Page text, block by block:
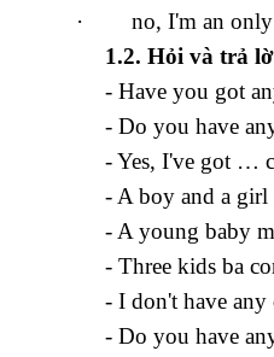
· no, I'm an
1.2. Hỏi và trả
- Have you got
- Do you have
- Yes, I've got …
- A boy and a
- A young baby
- Three kids ba
- I don't have
- Do you have